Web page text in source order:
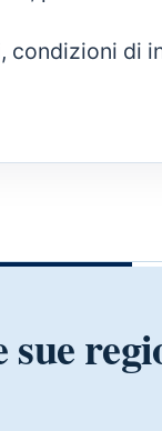
condizioni di